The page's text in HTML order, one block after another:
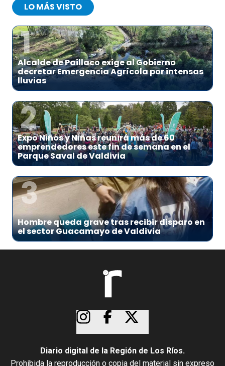
LO MÁS VISTO
1
Alcalde de Paillaco exige al Gobierno
decretar Emergencia Agrícola por intensas
lluvias
2
Expo Niños y Niñas reunirá más de 60
emprendedores este fin de semana en el
Parque Saval de Valdivia
3
Hombre queda grave tras recibir disparo en
el sector Guacamayo de Valdivia
Diario digital de la Región de Los Ríos.
Prohibida la reproducción o copia del material sin expreso